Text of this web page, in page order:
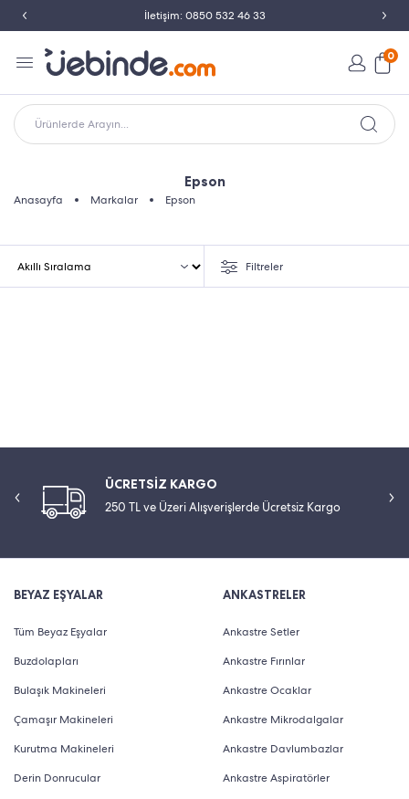
İletişim: 0850 532 46 33
0
Ürünlerde Arayın...
Epson
Anasayfa Markalar Epson
Filtreler
ÜCRETSİZ KARGO
250 TL ve Üzeri Alışverişlerde Ücretsiz Kargo
BEYAZ EŞYALAR
Tüm Beyaz Eşyalar
Buzdolapları
Bulaşık Makineleri
Çamaşır Makineleri
Kurutma Makineleri
Derin Donrucular
ANKASTRELER
Ankastre Setler
Ankastre Fırınlar
Ankastre Ocaklar
Ankastre Mikrodalgalar
Ankastre Davlumbazlar
Ankastre Aspiratörler